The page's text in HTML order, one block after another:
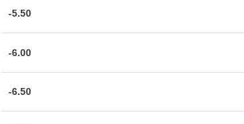
-5.50
-6.00
-6.50